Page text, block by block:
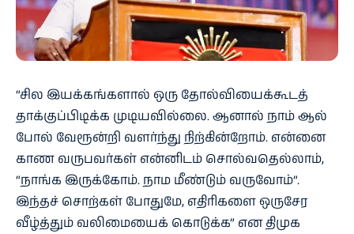
“சில இயக்கங்களால் ஒரு தோல்வியைக்கூடத்
தாக்குப்பிடிக்க முடியவில்லை. ஆனால் நாம் ஆல்
போல் வேரூன்றி வளர்ந்து நிற்கின்றோம். என்னை
காண வருபவர்கள் என்னிடம் சொல்வதெல்லாம்,
“நாங்க இருக்கோம். நாம மீண்டும் வருவோம்”.
இந்தச் சொற்கள் போதுமே, எதிரிகளை ஒருசேர
வீழ்த்தும் வலிமையைக் கொடுக்க” என திமுக